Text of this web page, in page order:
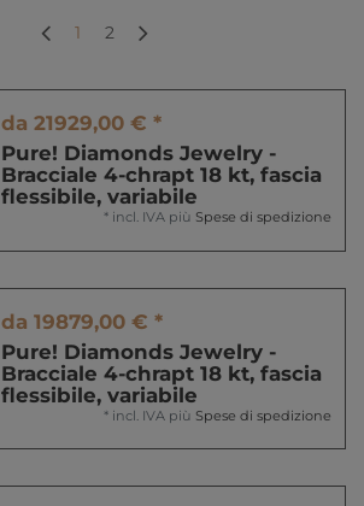
1 2
da 21929,00 € *
Pure! Diamonds Jewelry -
Bracciale 4-chrapt 18 kt, fascia
flessibile, variabile
* incl. IVA più Spese di spedizione
da 19879,00 € *
Pure! Diamonds Jewelry -
Bracciale 4-chrapt 18 kt, fascia
flessibile, variabile
* incl. IVA più Spese di spedizione